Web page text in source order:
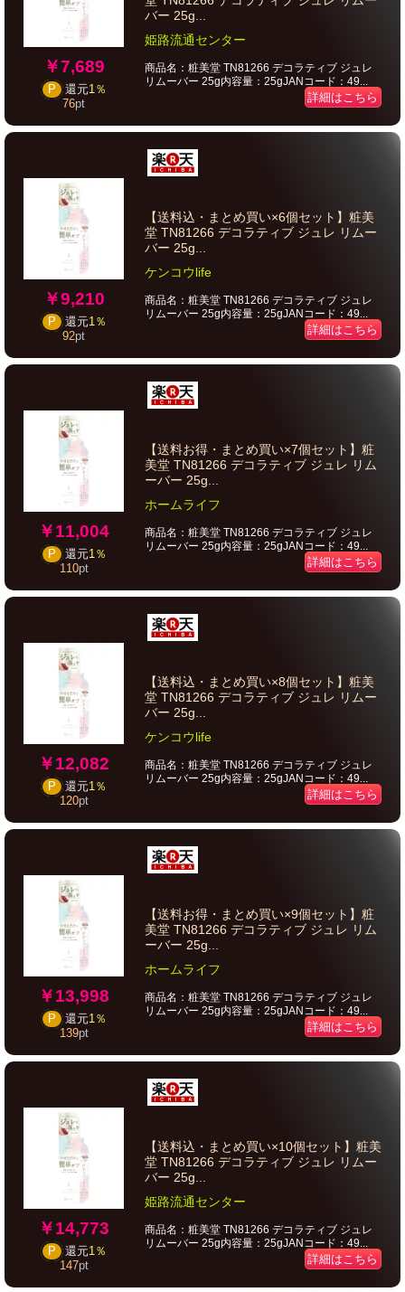
￥7,689
P 還元1％
76pt
バー 25g...
姫路流通センター
商品名：粧美堂 TN81266 デコラティブ ジュレ
リムーバー 25g内容量：25gJANコード：49...
詳細はこちら
￥9,210
P 還元1％
92pt
【送料込・まとめ買い×6個セット】粧美
堂 TN81266 デコラティブ ジュレ リムー
バー 25g...
ケンコウlife
商品名：粧美堂 TN81266 デコラティブ ジュレ
リムーバー 25g内容量：25gJANコード：49...
詳細はこちら
￥11,004
P 還元1％
110pt
【送料お得・まとめ買い×7個セット】粧
美堂 TN81266 デコラティブ ジュレ リム
ーバー 25g...
ホームライフ
商品名：粧美堂 TN81266 デコラティブ ジュレ
リムーバー 25g内容量：25gJANコード：49...
詳細はこちら
￥12,082
P 還元1％
120pt
【送料込・まとめ買い×8個セット】粧美
堂 TN81266 デコラティブ ジュレ リムー
バー 25g...
ケンコウlife
商品名：粧美堂 TN81266 デコラティブ ジュレ
リムーバー 25g内容量：25gJANコード：49...
詳細はこちら
￥13,998
P 還元1％
139pt
【送料お得・まとめ買い×9個セット】粧
美堂 TN81266 デコラティブ ジュレ リム
ーバー 25g...
ホームライフ
商品名：粧美堂 TN81266 デコラティブ ジュレ
リムーバー 25g内容量：25gJANコード：49...
詳細はこちら
￥14,773
P 還元1％
147pt
【送料込・まとめ買い×10個セット】粧美
堂 TN81266 デコラティブ ジュレ リムー
バー 25g...
姫路流通センター
商品名：粧美堂 TN81266 デコラティブ ジュレ
リムーバー 25g内容量：25gJANコード：49...
詳細はこちら